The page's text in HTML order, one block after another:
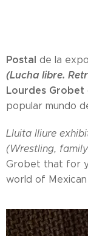
Postal de la
(Lucha libre.
Lourdes Grobet
popular mundo
Lluita lliure
(Wrestling,
Grobet that for
world of